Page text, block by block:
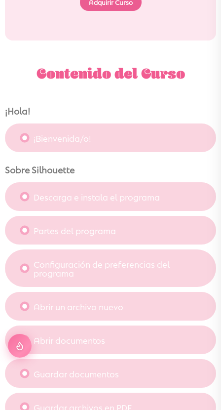
Adquirir Curso
Contenido del Curso
¡Hola!
¡Bienvenida/o!
Sobre Silhouette
Descarga e instala el programa
Partes del programa
Configuración de preferencias del
programa
Abrir un archivo nuevo
Abrir documentos
Guardar documentos
Guardar archivos en PDF